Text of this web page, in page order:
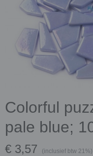
Colorful
pale blue;
€ 3,57 (inclusief btw 21%)